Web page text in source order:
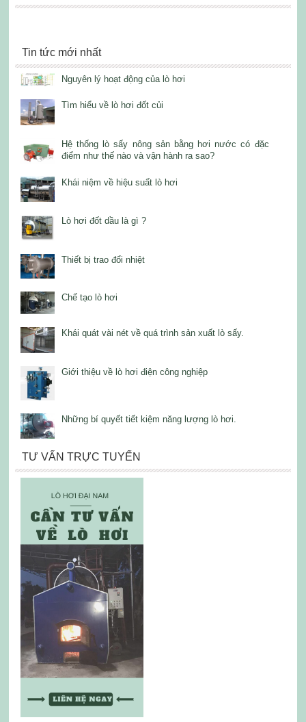
Tin tức mới nhất
Nguyên lý hoạt động của lò hơi
Tìm hiểu về lò hơi đốt củi
Hệ thống lò sấy nông sản bằng hơi nước có đặc
điểm như thế nào và vận hành ra sao?
Khái niệm về hiệu suất lò hơi
Lò hơi đốt dầu là gì ?
Thiết bị trao đổi nhiệt
Chế tạo lò hơi
Khái quát vài nét về quá trình sản xuất lò sấy.
Giới thiệu về lò hơi điện công nghiệp
Những bí quyết tiết kiệm năng lượng lò hơi.
TƯ VẤN TRỰC TUYẾN